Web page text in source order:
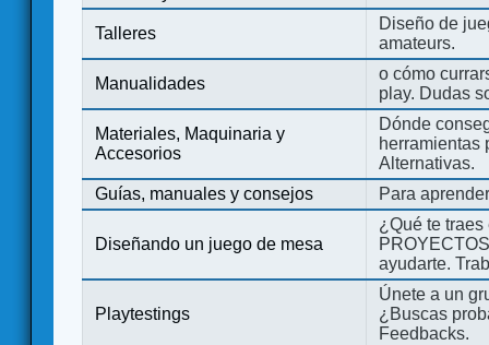
Talleres
Diseño de
amateurs.
Manualidades
o cómo
play. Dudas
Materiales, Maquinaria y
Accesorios
Dónde
herramientas
Alternativas.
Guías, manuales y consejos
Para
Diseñando un juego de mesa
¿Qué te
ayudarte.
Playtestings
Únete a un
¿Buscas
Feedbacks.